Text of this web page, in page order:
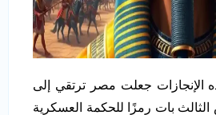
الإنجازات جعلت مصر ترتقي إلى
بات رمزًا للحكمة العسكرية